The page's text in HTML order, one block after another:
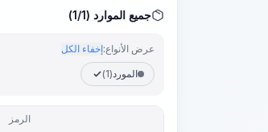
جميع الموارد (1/1)
عرض الأنواع:إخفاء الكل
المورد(1)
الرمز